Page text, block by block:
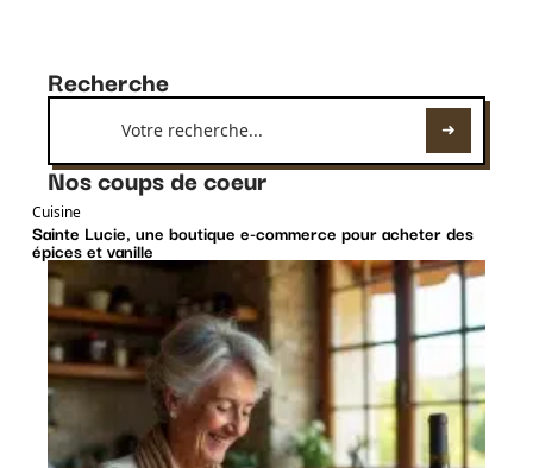
Recherche
Nos coups de coeur
Cuisine
Sainte Lucie, une boutique e-commerce pour acheter des
épices et vanille